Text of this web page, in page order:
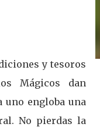
y tesoros
Mágicos dan
uno engloba una
No pierdas la